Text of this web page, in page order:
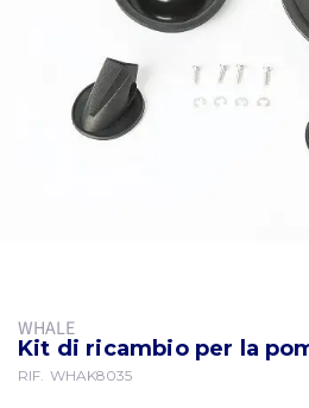
WHALE
Kit di ricambio per la
RIF. WHAK8035